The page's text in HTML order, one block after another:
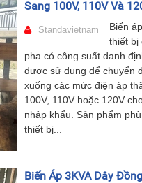
Sang 100V, 110V Và
Standavietnam
Biến
thiết bị
pha có công suất danh
được sử dụng để chuyển
xuống các mức điện áp
100V, 110V hoặc 120V
nhập khẩu. Sản phẩm
thiết bị...
Biến Áp 3KVA Dây